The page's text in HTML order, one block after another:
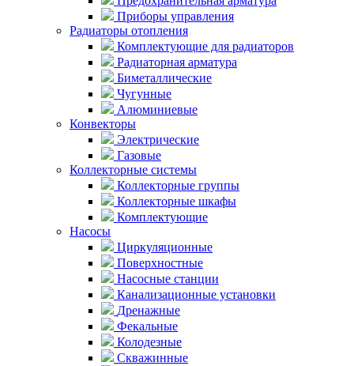
Приборы управления
Радиаторы отопления
Комплектующие для радиаторов
Радиаторная арматура
Биметаллические
Чугунные
Алюминиевые
Конвекторы
Электрические
Газовые
Коллекторные системы
Коллекторные группы
Коллекторные шкафы
Комплектующие
Насосы
Циркуляционные
Поверхностные
Насосные станции
Канализационные установки
Дренажные
Фекальные
Колодезные
Скважинные